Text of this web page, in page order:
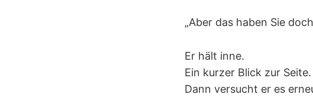
„Aber das haben Sie
Er hält inne.
Ein kurzer Blick zur Seite.
Dann versucht er es